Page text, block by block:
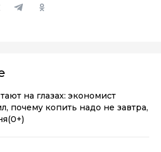
на глазах: экономист
почему копить надо не завтра,
(0+)